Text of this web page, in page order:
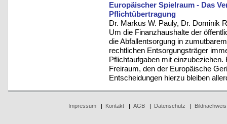
Europäischer Spielraum - Das
Pflichtübertragung
Dr. Markus W. Pauly, Dr. Dominik
Um die Finanzhaushalte der
die Abfallentsorgung in
rechtlichen Entsorgungsträger
Pflichtaufgaben mit
Freiraum, den der Europäische
Entscheidungen hierzu bleiben
Impressum| Kontakt| AGB| Datenschutz Bildnachweis